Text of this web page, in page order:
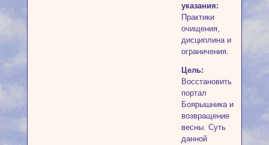
указания:
Практики
очищения,
дисциплина и
ограничения.
Цель:
Восстановить
портал
Боярышника и
возвращение
весны. Суть
данной